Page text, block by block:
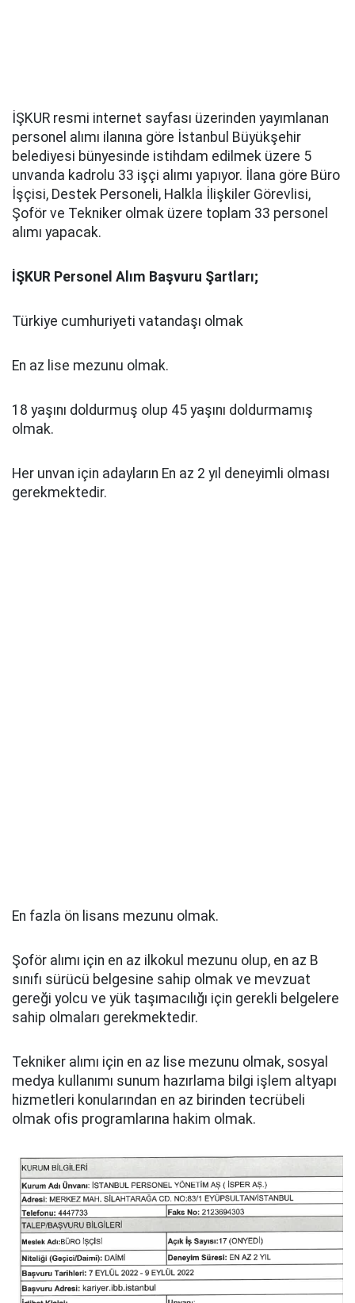
İŞKUR resmi internet sayfası üzerinden yayımlanan
personel alımı ilanına göre İstanbul Büyükşehir
belediyesi bünyesinde istihdam edilmek üzere 5
unvanda kadrolu 33 işçi alımı yapıyor. İlana göre Büro
İşçisi, Destek Personeli, Halkla İlişkiler Görevlisi,
Şoför ve Tekniker olmak üzere toplam 33 personel
alımı yapacak.
İŞKUR Personel Alım Başvuru Şartları;
Türkiye cumhuriyeti vatandaşı olmak
En az lise mezunu olmak.
18 yaşını doldurmuş olup 45 yaşını doldurmamış
olmak.
Her unvan için adayların En az 2 yıl deneyimli olması
gerekmektedir.
En fazla ön lisans mezunu olmak.
Şoför alımı için en az ilkokul mezunu olup, en az B
sınıfı sürücü belgesine sahip olmak ve mevzuat
gereği yolcu ve yük taşımacılığı için gerekli belgelere
sahip olmaları gerekmektedir.
Tekniker alımı için en az lise mezunu olmak, sosyal
medya kullanımı sunum hazırlama bilgi işlem altyapı
hizmetleri konularından en az birinden tecrübeli
olmak ofis programlarına hakim olmak.